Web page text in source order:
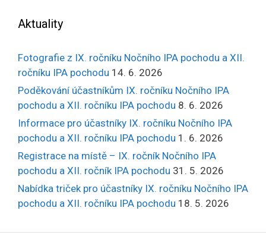
Aktuality
Fotografie z IX. ročníku Nočního IPA pochodu a XII.
ročníku IPA pochodu 14. 6. 2026
Poděkování účastníkům IX. ročníku Nočního IPA
pochodu a XII. ročníku IPA pochodu 8. 6. 2026
Informace pro účastníky IX. ročníku Nočního IPA
pochodu a XII. ročníku IPA pochodu 1. 6. 2026
Registrace na místě – IX. ročník Nočního IPA
pochodu a XII. ročník IPA pochodu 31. 5. 2026
Nabídka triček pro účastníky IX. ročníku Nočního IPA
pochodu a XII. ročníku IPA pochodu 18. 5. 2026